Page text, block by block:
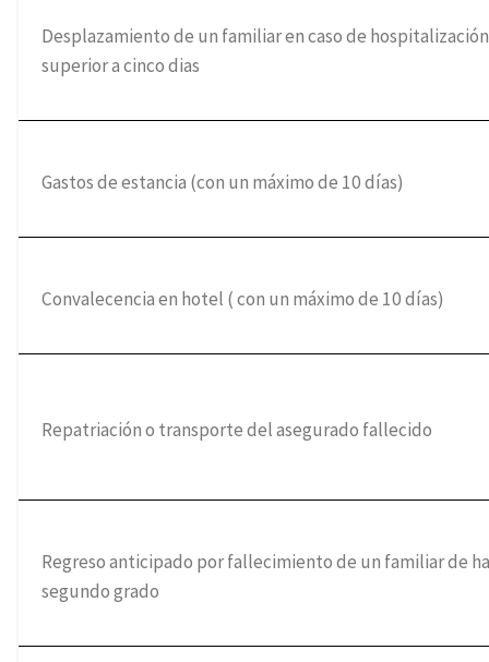
Desplazamiento de un familiar en caso de hospitalización
superior a cinco dias
Gastos de estancia (con un máximo de 10 días)
Convalecencia en hotel ( con un máximo de 10 días)
Repatriación o transporte del asegurado fallecido
Regreso anticipado por fallecimiento de un familiar de
segundo grado